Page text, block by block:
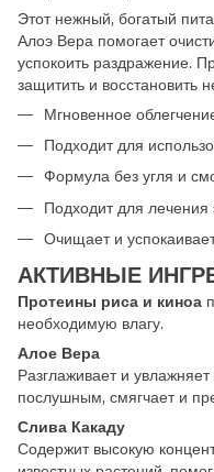
Этот нежный, богатый
Алоэ Вера помогает
успокоить раздражение.
защитить и восстановить
Мгновенное
Подходит для
Формула без угля и
Подходит для
Очищает и
АКТИВНЫЕ
Протеины риса и киноа
необходимую влагу.
Алое Вера
Разглаживает и
послушным, смягчает и
Слива Какаду
Содержит высокую